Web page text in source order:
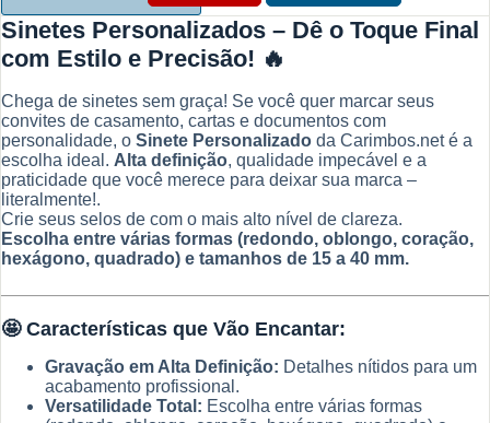
personalizados
várias
dimensões-
Ilimitada
Sinetes Personalizados – Dê o Toque Final
com Estilo e Precisão! 🔥
Chega de sinetes sem graça! Se você quer marcar seus
convites de casamento, cartas e documentos com
personalidade, o Sinete Personalizado da Carimbos.net é a
escolha ideal. Alta definição, qualidade impecável e a
praticidade que você merece para deixar sua marca –
literalmente!.
Crie seus selos de com o mais alto nível de clareza.
Escolha entre várias formas (redondo, oblongo, coração,
hexágono, quadrado) e tamanhos de 15 a 40 mm.
🤩 Características que Vão Encantar:
Gravação em Alta Definição: Detalhes nítidos para um
acabamento profissional.
Versatilidade Total: Escolha entre várias formas